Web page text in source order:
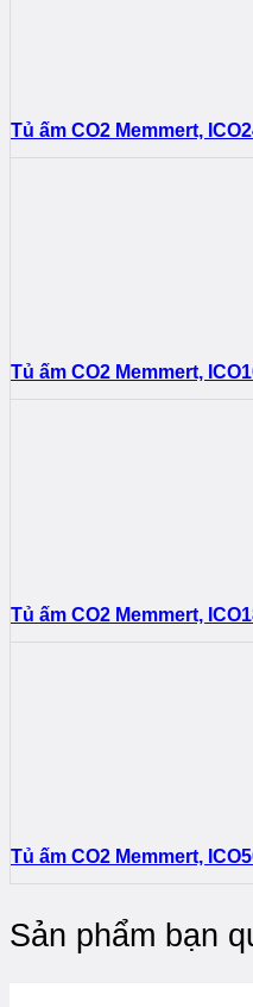
Tủ ấm CO2 Memmert,
Tủ ấm CO2 Memmert,
Tủ ấm CO2 Memmert,
Tủ ấm CO2 Memmert,
Sản phẩm bạn